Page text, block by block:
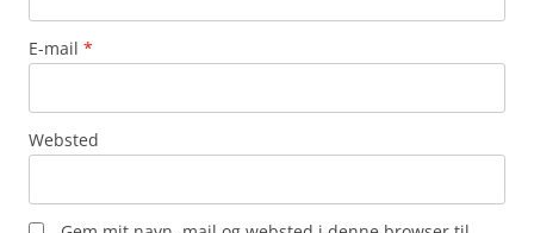
E-mail *
Websted